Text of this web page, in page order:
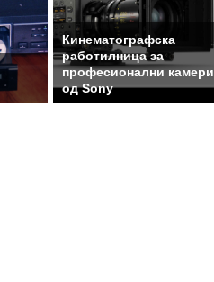
Кинематографска
работилница за
професионални камери
од Sony